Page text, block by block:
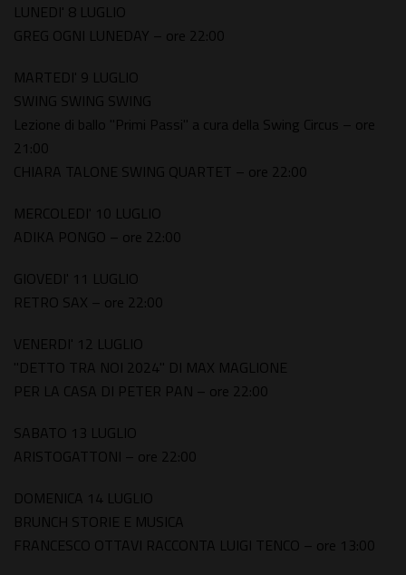
LUNEDI' 8 LUGLIO
GREG OGNI LUNEDAY – ore 22:00
MARTEDI' 9 LUGLIO
SWING SWING SWING
Lezione di ballo "Primi Passi" a cura della Swing Circus – ore
21:00
CHIARA TALONE SWING QUARTET – ore 22:00
MERCOLEDI' 10 LUGLIO
ADIKA PONGO – ore 22:00
GIOVEDI' 11 LUGLIO
RETRO SAX – ore 22:00
VENERDI' 12 LUGLIO
"DETTO TRA NOI 2024" DI MAX MAGLIONE
PER LA CASA DI PETER PAN – ore 22:00
SABATO 13 LUGLIO
ARISTOGATTONI – ore 22:00
DOMENICA 14 LUGLIO
BRUNCH STORIE E MUSICA
FRANCESCO OTTAVI RACCONTA LUIGI TENCO – ore 13:00